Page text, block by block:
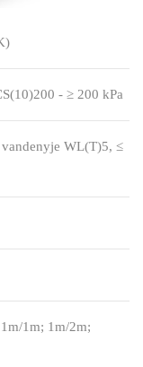
- ≥ 200 kPa
WL(T)5, ≤
1m; 1m/2m;